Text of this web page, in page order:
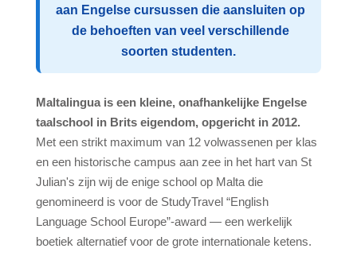
Nationaliteit Mix
Activiteiten
Team
Awards
ST Star Awards
Accreditation
Beoordelingen
aan Engelse cursussen die aansluiten op
de behoeften van veel verschillende
soorten studenten.
Maltalingua is een kleine, onafhankelijke Engelse
taalschool in Brits eigendom, opgericht in 2012.
Met een strikt maximum van 12 volwassenen per klas
en een historische campus aan zee in het hart van St
Julian's zijn wij de enige school op Malta die
genomineerd is voor de StudyTravel “English
Language School Europe”-award — een werkelijk
boetiek alternatief voor de grote internationale ketens.